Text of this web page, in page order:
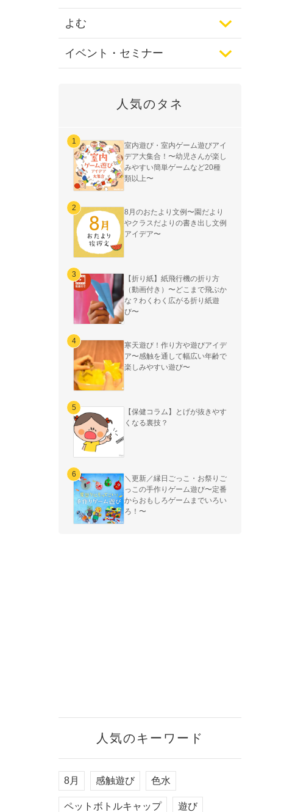
よむ
イベント・セミナー
人気のタネ
室内遊び・室内ゲーム遊びアイ
デア大集合！〜幼児さんが楽し
みやすい簡単ゲームなど20種
類以上〜
8月のおたより文例〜園だより
やクラスだよりの書き出し文例
アイデア〜
【折り紙】紙飛行機の折り方
（動画付き）〜どこまで飛ぶか
な？わくわく広がる折り紙遊
び〜
寒天遊び！作り方や遊びアイデ
ア〜感触を通して幅広い年齢で
楽しみやすい遊び〜
【保健コラム】とげが抜きやす
くなる裏技？
＼更新／縁日ごっこ・お祭りご
っこの手作りゲーム遊び〜定番
からおもしろゲームまでいろい
ろ！〜
人気のキーワード
8月 感触遊び 色水
ペットボトルキャップ 遊び